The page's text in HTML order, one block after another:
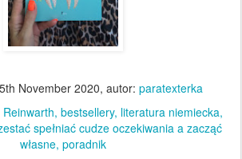
5th November 2020, autor: paratexterka
bestsellery literatura niemiecka
spełniać cudze oczekiwania a zacząć
własne poradnik